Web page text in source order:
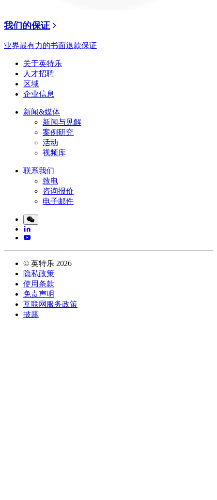
我们的保证
业界最有力的书面退款保证
关于英特乐
人才招聘
区域
企业信息
新闻&媒体
新闻与见解
案例研究
活动
视频库
联系我们
致电
咨询报价
电子邮件
© 英特乐 2026
隐私政策
使用条款
免责声明
互联网服务政策
披露